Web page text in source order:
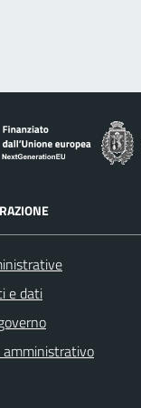
e dati
amministrativo